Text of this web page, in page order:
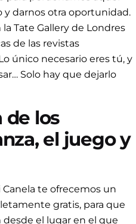
y darnos otra oportunidad.
Tate Gallery de Londres
de las revistas
único necesario eres tú, y
Solo hay que dejarlo
de los
el juego y
te ofrecemos un
gratis, para que
el lugar en el que